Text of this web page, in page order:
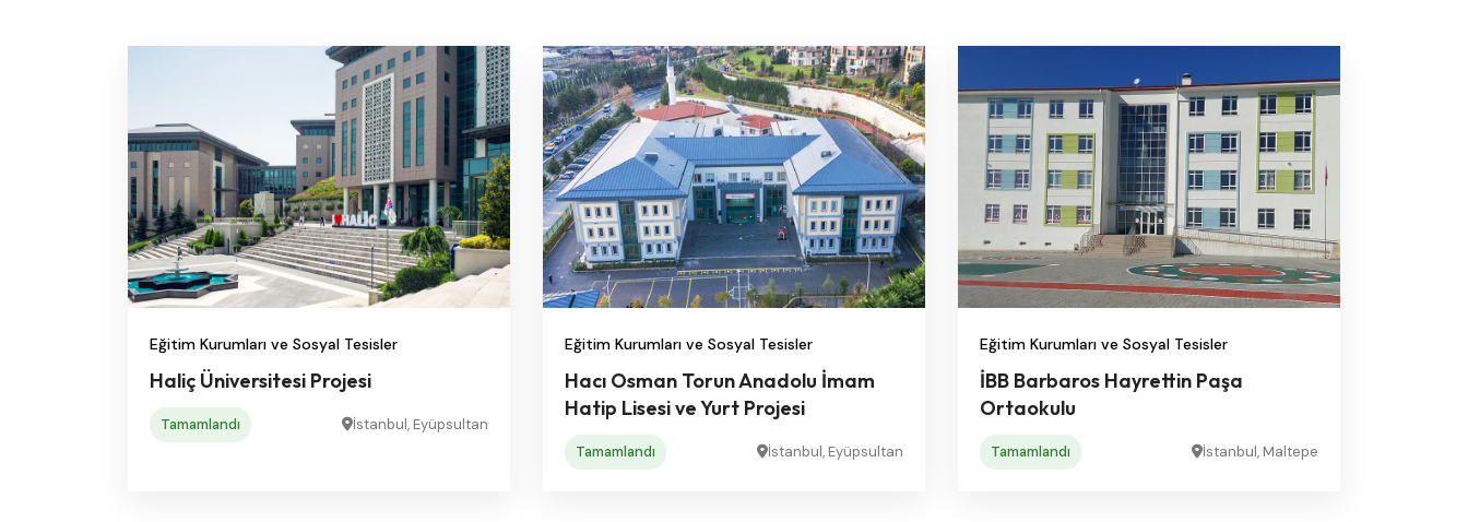
Eğitim Kurumları ve Sosyal Tesisler
Haliç Üniversitesi Projesi
Tamamlandı İstanbul, Eyüpsultan
Eğitim Kurumları ve Sosyal Tesisler
Hacı Osman Torun Anadolu İmam
Hatip Lisesi ve Yurt Projesi
Tamamlandı İstanbul, Eyüpsultan
Eğitim Kurumları ve Sosyal Tesisler
İBB Barbaros Hayrettin Paşa
Ortaokulu
Tamamlandı İstanbul, Maltepe